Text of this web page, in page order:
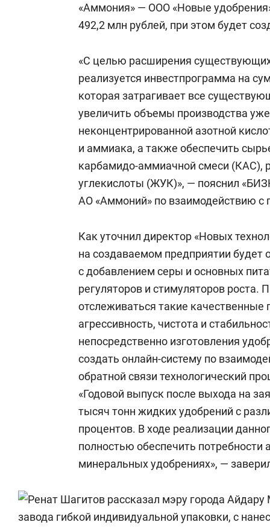
«Аммония» — ООО «Новые
492,2 млн рублей, при этом будет
«С целью расширения
реализуется инвестпрограмма на
которая затрагивает все
увеличить объемы производства
неконцентрированной азотной
и аммиака, а также обеспечить
карбамидо-аммиачной смеси (КАС),
углекислоты (ЖУК)», — пояснил
АО «Аммоний» по взаимодействию с
Как уточнил директор «Новых
на создаваемом предприятии будет
с добавлением серы и основных
регуляторов и стимуляторов роста.
отслеживаться такие качественные
агрессивность, чистота и
непосредственно изготовления
создать онлайн-систему по
обратной связи технологический
«Годовой выпуск после выхода на
тысяч тонн жидких удобрений с
процентов. В ходе реализации
полностью обеспечить потребности
минеральных удобрениях», —